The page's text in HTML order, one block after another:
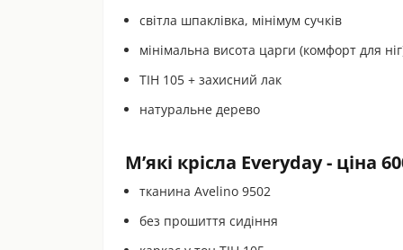
світла шпаклівка, мінімум сучків
мінімальна висота царги (комфорт для
ТІН 105 + захисний лак
натуральне дерево
М’які крісла Everyday - ціна
тканина Avelino 9502
без прошиття сидіння